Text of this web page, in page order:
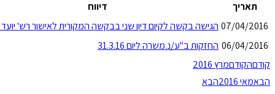
תאריך
דיווח
07/04/2016 הגישה בקשה לקיום דיון שני בבקשה המקורית לאישור רש'
06/04/2016 החזקות ב"ע/נ.משרה ליום 31.3.16
קודםהקודםמרץ 2016
הבאמאי 2016 הבא